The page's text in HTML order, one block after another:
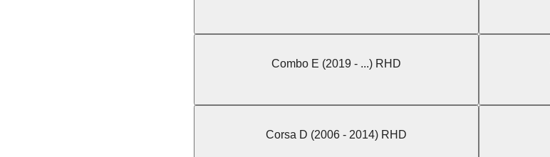
Combo E (2019 - ...) RHD
Corsa D (2006 - 2014) RHD